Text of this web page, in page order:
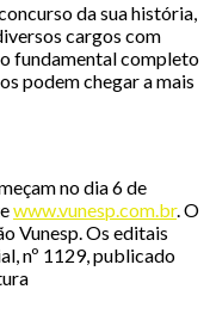
da sua história,
cargos com
fundamental completo
podem chegar a mais
no dia 6 de
www.vunesp.com.br. O
Vunesp. Os editais
nº 1129, publicado